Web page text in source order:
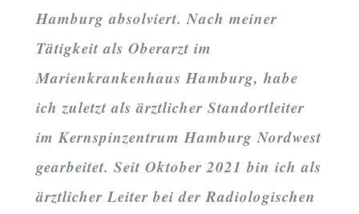
Hamburg absolviert. Nach meiner
Tätigkeit als Oberarzt im
Marienkrankenhaus Hamburg, habe
ich zuletzt als ärztlicher Standortleiter
im Kernspinzentrum Hamburg Nordwest
gearbeitet. Seit Oktober 2021 bin ich als
ärztlicher Leiter bei der Radiologischen